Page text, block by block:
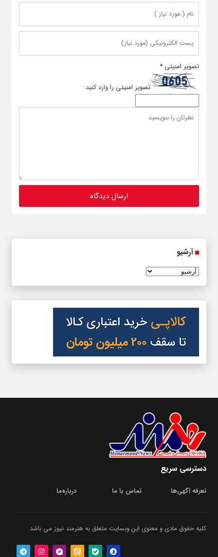
تصویر امنیتی *
تصویر امنیتی را وارد کنید:
آرشیو
دسترسی سریع
تعرفه آگهی‌ها تماس با ما درباره‌‌ما
کلیه حقوق مادی و معنوی این وبسایت متعلق به هنرمند نیوز می باشد